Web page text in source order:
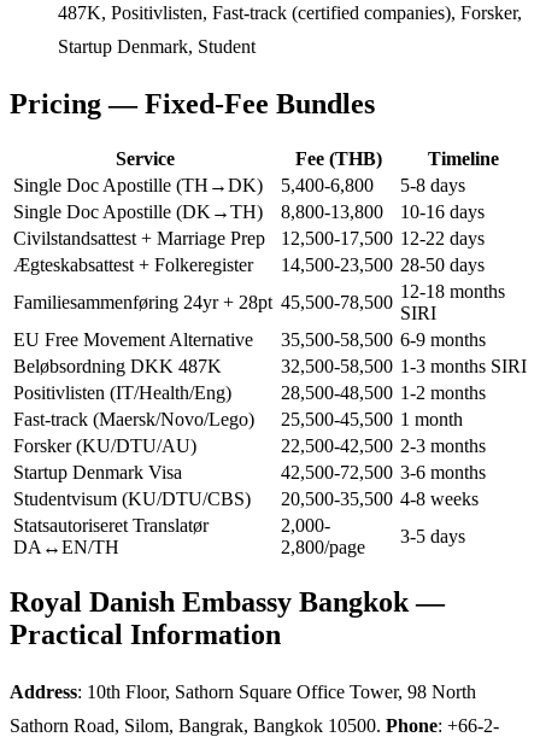
487K, Positivlisten, Fast-track (certified companies), Forsker,
Startup Denmark, Student
Pricing — Fixed-Fee Bundles
Service Fee (THB)
Timeline
Single Doc Apostille (TH→DK)
5,400-6,800
5-8 days
Single Doc Apostille (DK→TH)
8,800-13,800
10-16 days
Civilstandsattest + Marriage Prep
12,500-17,500 12-22 days
Ægteskabsattest + Folkeregister
14,500-23,500 28-50 days
Familiesammenføring 24yr + 28pt 45,500-78,500
12-18 months
SIRI
EU Free Movement Alternative
35,500-58,500 6-9 months
Beløbsordning DKK 487K
32,500-58,500 1-3 months SIRI
Positivlisten (IT/Health/Eng)
28,500-48,500 1-2 months
Fast-track (Maersk/Novo/Lego)
25,500-45,500 1 month
Forsker (KU/DTU/AU)
22,500-42,500 2-3 months
Startup Denmark Visa
42,500-72,500 3-6 months
Studentvisum (KU/DTU/CBS)
20,500-35,500 4-8 weeks
Statsautoriseret Translatør
DA↔EN/TH
2,000-
2,800/page
3-5 days
Royal Danish Embassy Bangkok —
Practical Information
Address: 10th Floor, Sathorn Square Office Tower, 98 North
Sathorn Road, Silom, Bangrak, Bangkok 10500. Phone: +66-2-